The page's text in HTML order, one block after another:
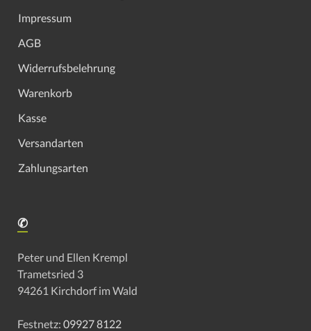
Impressum
AGB
Widerrufsbelehrung
Warenkorb
Kasse
Versandarten
Zahlungsarten
✆
Peter und Ellen Krempl
Trametsried 3
94261 Kirchdorf im Wald
Festnetz: 09927 8122